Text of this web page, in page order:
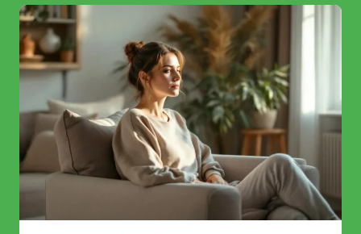
COCA:
VERITÀ
SU
QUESTO
RIMEDIO
POPOLARE
CHE
PEGGIORA
I
TUOI